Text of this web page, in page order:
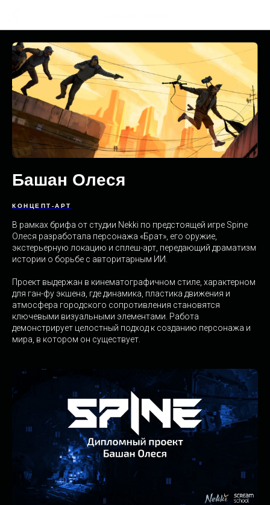
Башан Олеся
КОНЦЕПТ-АРТ
В рамках брифа от студии Nekki по предстоящей игре Spine
Олеся разработала персонажа «Брат», его оружие,
экстерьерную локацию и сплеш-арт, передающий драматизм
истории о борьбе с авторитарным ИИ.
Проект выдержан в кинематографичном стиле, характерном
для ган-фу экшена, где динамика, пластика движения и
атмосфера городского сопротивления становятся
ключевыми визуальными элементами. Работа
демонстрирует целостный подход к созданию персонажа и
мира, в котором он существует.